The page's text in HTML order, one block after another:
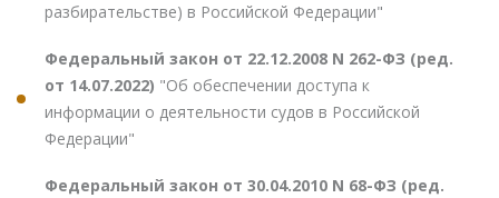
разбирательстве) в Российской Федерации"
Федеральный закон от 22.12.2008 N 262-ФЗ (ред.
от 14.07.2022) "Об обеспечении доступа к
информации о деятельности судов в Российской
Федерации"
Федеральный закон от 30.04.2010 N 68-ФЗ (ред.